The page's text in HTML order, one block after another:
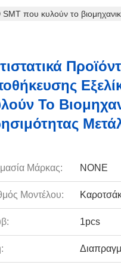
που κυλούν το
Το
Μάρκας: NONE
Μοντέλου:
1pcs